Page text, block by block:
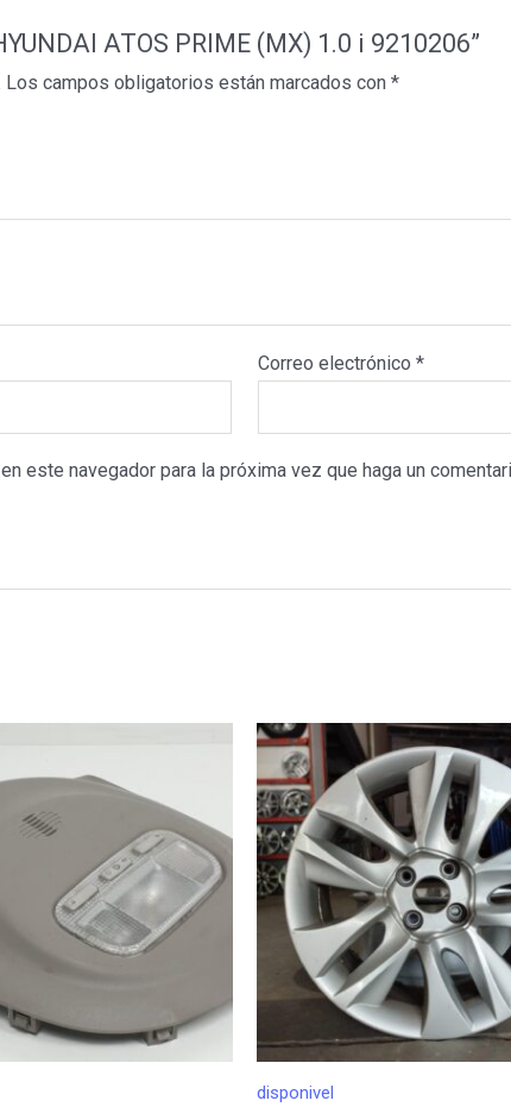
ATOS PRIME (MX) 1.0 i 9210206”
Los campos obligatorios están marcados con *
Correo electrónico*
este navegador para la próxima vez que haga un
disponivel